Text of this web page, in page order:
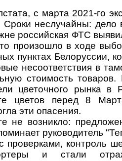
с марта 2021-го
Сроки неслучайны:
российская ФТС
произошло в ходе
пунктах Белоруссии,
несоответствия в
стоимость
цветочного рынка в
цветов перед 8
эти опасения.
не возникло:
руководитель
проверками, контроль
и стали